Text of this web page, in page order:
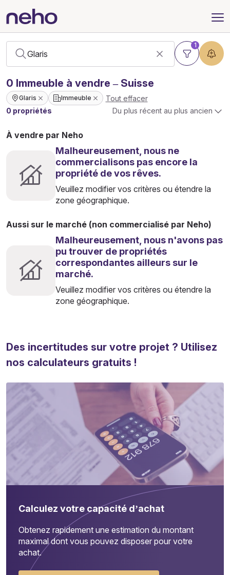
1
0 Immeuble à vendre – Suisse
Glaris Immeuble
Tout effacer
0 propriétés
Du plus récent au plus ancien
À vendre par Neho
Malheureusement, nous ne
commercialisons pas encore la
propriété de vos rêves.
Veuillez modifier vos critères ou étendre la
zone géographique.
Aussi sur le marché (non commercialisé par Neho)
Malheureusement, nous n'avons pas
pu trouver de propriétés
correspondantes ailleurs sur le
marché.
Veuillez modifier vos critères ou étendre la
zone géographique.
Des incertitudes sur votre projet ? Utilisez
nos calculateurs gratuits !
Calculez votre capacité d’achat
Obtenez rapidement une estimation du montant
maximal dont vous pouvez disposer pour votre
achat.